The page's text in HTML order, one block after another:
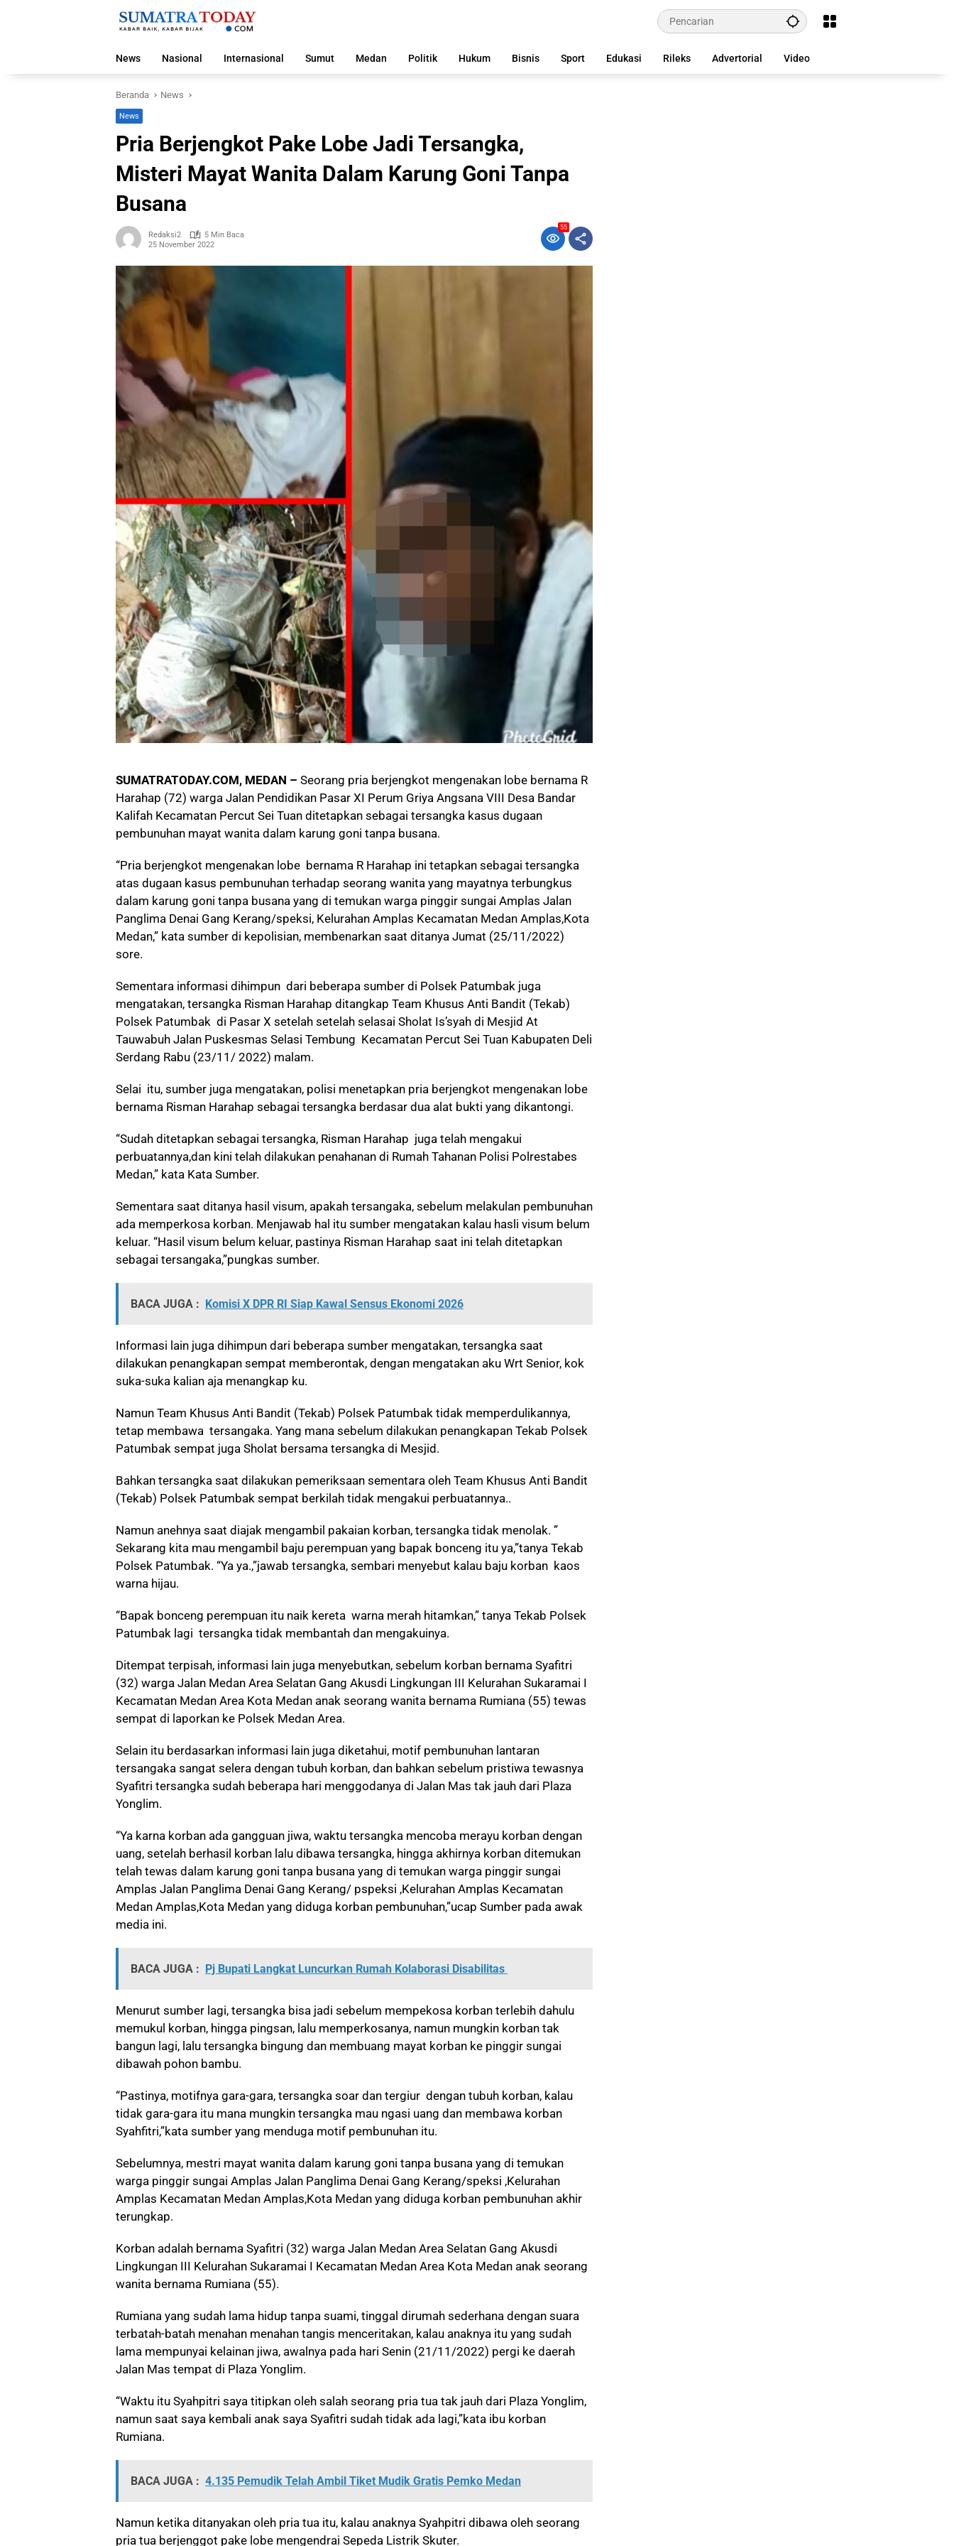
News
Nasional Internasional Sumut Medan Politik Hukum Bisnis Sport Edukasi Rileks Advertorial Video
Beranda News
News
Pria Berjengkot Pake Lobe Jadi Tersangka,
Misteri Mayat Wanita Dalam Karung Goni Tanpa
Busana
Redaksi2
5 Min Baca
25 November 2022
55
SUMATRATODAY.COM, MEDAN – Seorang pria berjengkot mengenakan lobe bernama R
Harahap (72) warga Jalan Pendidikan Pasar XI Perum Griya Angsana VIII Desa Bandar
Kalifah Kecamatan Percut Sei Tuan ditetapkan sebagai tersangka kasus dugaan
pembunuhan mayat wanita dalam karung goni tanpa busana.
“Pria berjengkot mengenakan lobe bernama R Harahap ini tetapkan sebagai tersangka
atas dugaan kasus pembunuhan terhadap seorang wanita yang mayatnya terbungkus
dalam karung goni tanpa busana yang di temukan warga pinggir sungai Amplas Jalan
Panglima Denai Gang Kerang/speksi, Kelurahan Amplas Kecamatan Medan Amplas,Kota
Medan,” kata sumber di kepolisian, membenarkan saat ditanya Jumat (25/11/2022)
sore.
Sementara informasi dihimpun dari beberapa sumber di Polsek Patumbak juga
mengatakan, tersangka Risman Harahap ditangkap Team Khusus Anti Bandit (Tekab)
Polsek Patumbak di Pasar X setelah setelah selasai Sholat Is’syah di Mesjid At
Tauwabuh Jalan Puskesmas Selasi Tembung Kecamatan Percut Sei Tuan Kabupaten Deli
Serdang Rabu (23/11/ 2022) malam.
Selai itu, sumber juga mengatakan, polisi menetapkan pria berjengkot mengenakan lobe
bernama Risman Harahap sebagai tersangka berdasar dua alat bukti yang dikantongi.
“Sudah ditetapkan sebagai tersangka, Risman Harahap juga telah mengakui
perbuatannya,dan kini telah dilakukan penahanan di Rumah Tahanan Polisi Polrestabes
Medan,” kata Kata Sumber.
Sementara saat ditanya hasil visum, apakah tersangaka, sebelum melakulan pembunuhan
ada memperkosa korban. Menjawab hal itu sumber mengatakan kalau hasli visum belum
keluar. “Hasil visum belum keluar, pastinya Risman Harahap saat ini telah ditetapkan
sebagai tersangaka,”pungkas sumber.
BACA JUGA : Komisi X DPR RI Siap Kawal Sensus Ekonomi 2026
Informasi lain juga dihimpun dari beberapa sumber mengatakan, tersangka saat
dilakukan penangkapan sempat memberontak, dengan mengatakan aku Wrt Senior, kok
suka-suka kalian aja menangkap ku.
Namun Team Khusus Anti Bandit (Tekab) Polsek Patumbak tidak memperdulikannya,
tetap membawa tersangaka. Yang mana sebelum dilakukan penangkapan Tekab Polsek
Patumbak sempat juga Sholat bersama tersangka di Mesjid.
Bahkan tersangka saat dilakukan pemeriksaan sementara oleh Team Khusus Anti Bandit
(Tekab) Polsek Patumbak sempat berkilah tidak mengakui perbuatannya..
Namun anehnya saat diajak mengambil pakaian korban, tersangka tidak menolak. ”
Sekarang kita mau mengambil baju perempuan yang bapak bonceng itu ya,”tanya Tekab
Polsek Patumbak. “Ya ya.,”jawab tersangka, sembari menyebut kalau baju korban kaos
warna hijau.
“Bapak bonceng perempuan itu naik kereta warna merah hitamkan,” tanya Tekab Polsek
Patumbak lagi tersangka tidak membantah dan mengakuinya.
Ditempat terpisah, informasi lain juga menyebutkan, sebelum korban bernama Syafitri
(32) warga Jalan Medan Area Selatan Gang Akusdi Lingkungan III Kelurahan Sukaramai I
Kecamatan Medan Area Kota Medan anak seorang wanita bernama Rumiana (55) tewas
sempat di laporkan ke Polsek Medan Area.
Selain itu berdasarkan informasi lain juga diketahui, motif pembunuhan lantaran
tersangaka sangat selera dengan tubuh korban, dan bahkan sebelum pristiwa tewasnya
Syafitri tersangka sudah beberapa hari menggodanya di Jalan Mas tak jauh dari Plaza
Yonglim.
“Ya karna korban ada gangguan jiwa, waktu tersangka mencoba merayu korban dengan
uang, setelah berhasil korban lalu dibawa tersangka, hingga akhirnya korban ditemukan
telah tewas dalam karung goni tanpa busana yang di temukan warga pinggir sungai
Amplas Jalan Panglima Denai Gang Kerang/ pspeksi ,Kelurahan Amplas Kecamatan
Medan Amplas,Kota Medan yang diduga korban pembunuhan,”ucap Sumber pada awak
media ini.
BACA JUGA : Pj Bupati Langkat Luncurkan Rumah Kolaborasi Disabilitas
Menurut sumber lagi, tersangka bisa jadi sebelum mempekosa korban terlebih dahulu
memukul korban, hingga pingsan, lalu memperkosanya, namun mungkin korban tak
bangun lagi, lalu tersangka bingung dan membuang mayat korban ke pinggir sungai
dibawah pohon bambu.
“Pastinya, motifnya gara-gara, tersangka soar dan tergiur dengan tubuh korban, kalau
tidak gara-gara itu mana mungkin tersangka mau ngasi uang dan membawa korban
Syahfitri,”kata sumber yang menduga motif pembunuhan itu.
Sebelumnya, mestri mayat wanita dalam karung goni tanpa busana yang di temukan
warga pinggir sungai Amplas Jalan Panglima Denai Gang Kerang/speksi ,Kelurahan
Amplas Kecamatan Medan Amplas,Kota Medan yang diduga korban pembunuhan akhir
terungkap.
Korban adalah bernama Syafitri (32) warga Jalan Medan Area Selatan Gang Akusdi
Lingkungan III Kelurahan Sukaramai I Kecamatan Medan Area Kota Medan anak seorang
wanita bernama Rumiana (55).
Rumiana yang sudah lama hidup tanpa suami, tinggal dirumah sederhana dengan suara
terbatah-batah menahan menahan tangis menceritakan, kalau anaknya itu yang sudah
lama mempunyai kelainan jiwa, awalnya pada hari Senin (21/11/2022) pergi ke daerah
Jalan Mas tempat di Plaza Yonglim.
“Waktu itu Syahpitri saya titipkan oleh salah seorang pria tua tak jauh dari Plaza Yonglim,
namun saat saya kembali anak saya Syafitri sudah tidak ada lagi,”kata ibu korban
Rumiana.
BACA JUGA : 4.135 Pemudik Telah Ambil Tiket Mudik Gratis Pemko Medan
Namun ketika ditanyakan oleh pria tua itu, kalau anaknya Syahpitri dibawa oleh seorang
pria tua berjenggot pake lobe mengendrai Sepeda Listrik Skuter.